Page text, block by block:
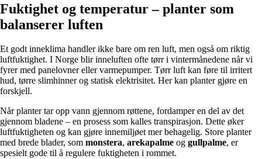
Fuktighet og temperatur – planter som
balanserer luften
Et godt inneklima handler ikke bare om ren luft, men også om riktig
luftfuktighet. I Norge blir inneluften ofte tørr i vintermånedene når vi
fyrer med panelovner eller varmepumper. Tørr luft kan føre til irritert
hud, tørre slimhinner og statisk elektrisitet. Her kan planter gjøre en
forskjell.
Når planter tar opp vann gjennom røttene, fordamper en del av det
gjennom bladene – en prosess som kalles transpirasjon. Dette øker
luftfuktigheten og kan gjøre innemiljøet mer behagelig. Store planter
med brede blader, som monstera, arekapalme og gullpalme, er
spesielt gode til å regulere fuktigheten i rommet.